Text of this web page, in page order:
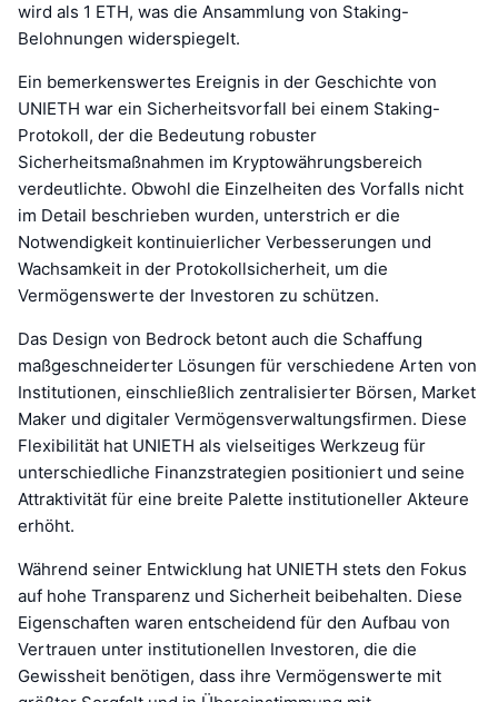
wird als 1 ETH, was die Ansammlung von Staking-
Belohnungen widerspiegelt.
Ein bemerkenswertes Ereignis in der Geschichte von
UNIETH war ein Sicherheitsvorfall bei einem Staking-
Protokoll, der die Bedeutung robuster
Sicherheitsmaßnahmen im Kryptowährungsbereich
verdeutlichte. Obwohl die Einzelheiten des Vorfalls nicht
im Detail beschrieben wurden, unterstrich er die
Notwendigkeit kontinuierlicher Verbesserungen und
Wachsamkeit in der Protokollsicherheit, um die
Vermögenswerte der Investoren zu schützen.
Das Design von Bedrock betont auch die Schaffung
maßgeschneiderter Lösungen für verschiedene Arten von
Institutionen, einschließlich zentralisierter Börsen, Market
Maker und digitaler Vermögensverwaltungsfirmen. Diese
Flexibilität hat UNIETH als vielseitiges Werkzeug für
unterschiedliche Finanzstrategien positioniert und seine
Attraktivität für eine breite Palette institutioneller Akteure
erhöht.
Während seiner Entwicklung hat UNIETH stets den Fokus
auf hohe Transparenz und Sicherheit beibehalten. Diese
Eigenschaften waren entscheidend für den Aufbau von
Vertrauen unter institutionellen Investoren, die die
Gewissheit benötigen, dass ihre Vermögenswerte mit